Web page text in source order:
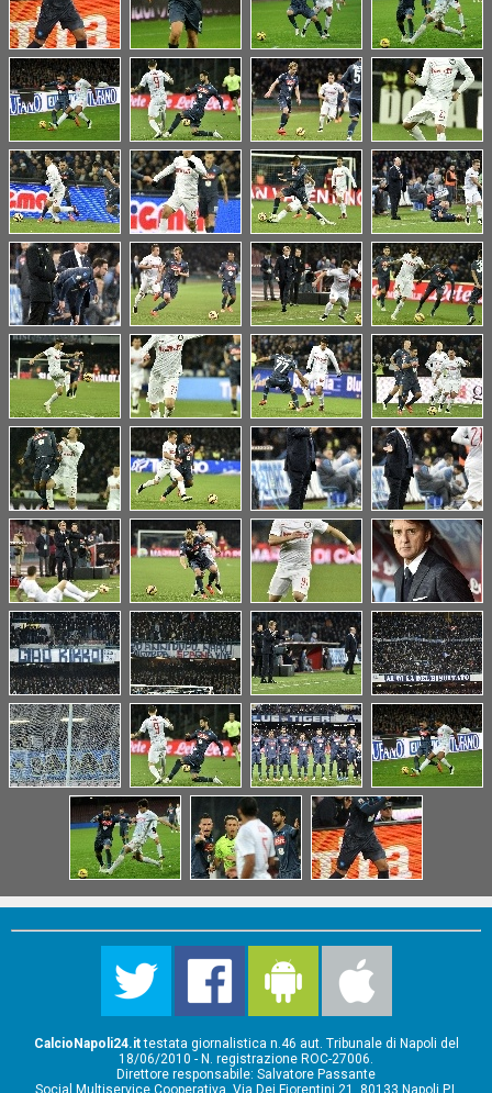
CalcioNapoli24.ittestata giornalistica n.46 aut. Tribunale di Napoli del
18/06/2010 - N. registrazione ROC-27006.
Direttore responsabile: Salvatore Passante
Social Multiservice Cooperativa, Via Dei Fiorentini 21, 80133 Napoli P.I.